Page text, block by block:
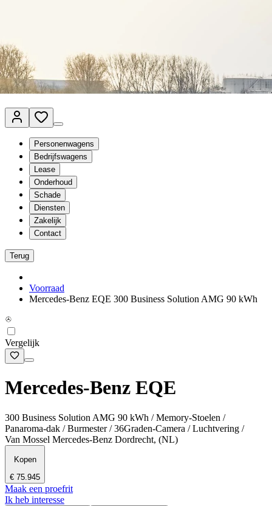
Klantenservice
nl - Nederlands
Personenwagens
Bedrijfswagens
Lease
Onderhoud
Schade
Diensten
Zakelijk
Contact
Terug
Voorraad
Mercedes-Benz EQE 300 Business Solution AMG 90 kWh
Vergelijk
Mercedes-Benz EQE
300 Business Solution AMG 90 kWh / Memory-Stoelen /
Panaroma-dak / Burmester / 36Graden-Camera / Luchtvering /
Van Mossel Mercedes-Benz Dordrecht, (NL)
Kopen
€ 75.945
Maak een proefrit
Ik heb interesse